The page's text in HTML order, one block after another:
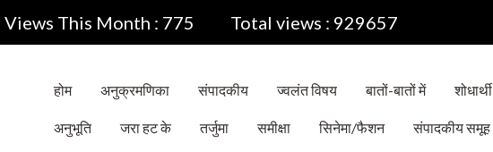
Views This Month : 775 Total views : 929657
होम अनुक्रमणिका संपादकीय ज्वलंत विषय बातों-बातों में शोधार्थी
अनुभूति जरा हट के तर्जुमा समीक्षा सिनेमा/फैशन संपादकीय समूह